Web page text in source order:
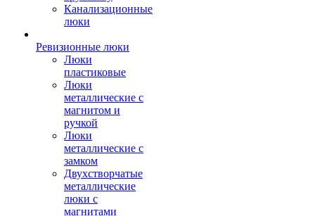
Канализационные
люки
Ревизионные люки
Люки
пластиковые
Люки
металлические с
магнитом и
ручкой
Люки
металлические с
замком
Двухстворчатые
металлические
люки с
магнитами